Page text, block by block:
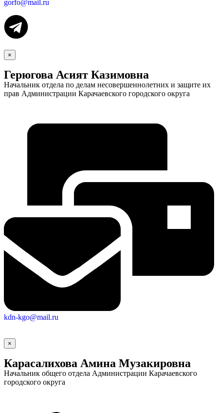
gorfo@mail.ru
×
Герюгова Асият Казимовна
Начальник отдела по делам несовершеннолетних и защите их
прав Администрации Карачаевского городского округа
kdn-kgo@mail.ru
×
Карасалихова Амина Музакировна
Начальник общего отдела Администрации Карачаевского
городского округа